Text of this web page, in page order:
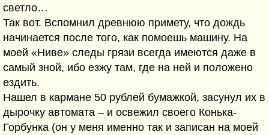
светло…
Так вот. Вспомнил древнюю примету, что дождь
начинается после того, как помоешь машину. На
моей «Ниве» следы грязи всегда имеются даже в
самый зной, ибо езжу там, где на ней и положено
ездить.
Нашел в кармане 50 рублей бумажкой, засунул их в
дырочку автомата – и освежил своего Конька-
Горбунка (он у меня именно так и записан на моей